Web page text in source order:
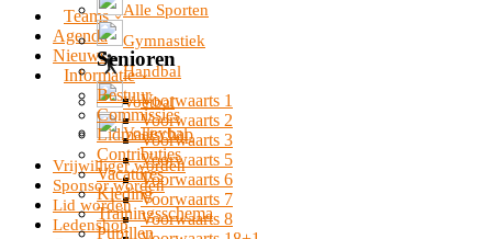
Alle Sporten
Gymnastiek
Handbal
Voetbal
Volleybal
Teams
Senioren
Voorwaarts 1
Voorwaarts 2
Voorwaarts 3
Voorwaarts 5
Voorwaarts 6
Voorwaarts 7
Voorwaarts 8
Agenda
Nieuws
Informatie
Bestuur
Commissies
Lidmaatschap
Contributies
Vacatures
Kleding
Trainingsschema
Pupillen
Vrijwilliger worden
Sponsor worden
Lid worden
Ledenshop